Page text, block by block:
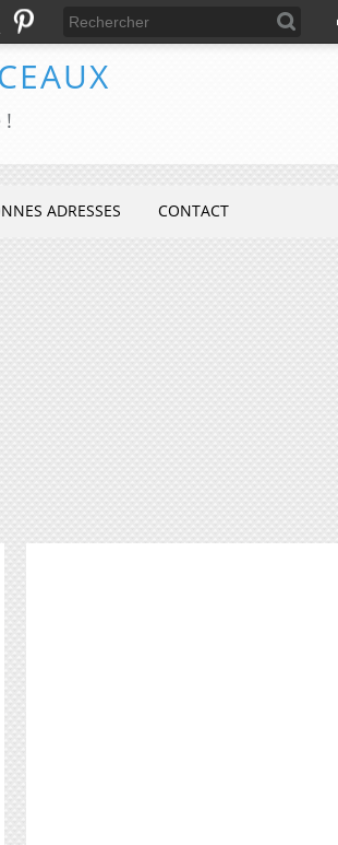
!
ADRESSES CONTACT